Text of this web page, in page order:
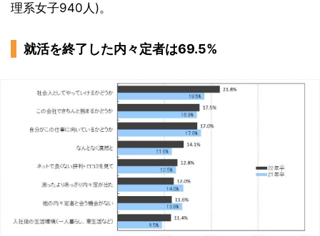
理系女子940人)。
就活を終了した内々定者は69.5%